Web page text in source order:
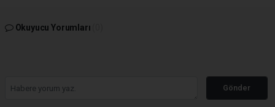
Okuyucu Yorumları
Gönder